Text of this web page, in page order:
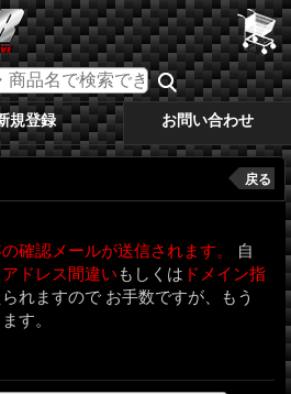
規登録 お問い合わせ
戻る
確認メールが送信されます。
自
アドレス間違い もしくは ドメイン指
れますので お手数ですが、もう
す。